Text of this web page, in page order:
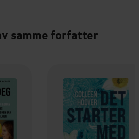
samme forfatter